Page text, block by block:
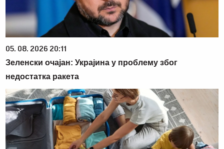
05. 08. 2026 20:11
Зеленски очајан: Украјина у проблему због
недостатка ракета